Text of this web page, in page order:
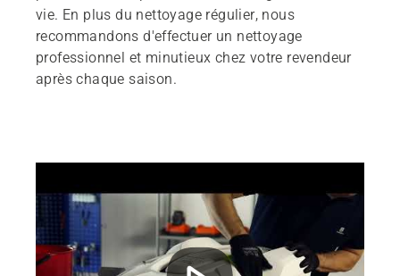
vie. En plus du nettoyage régulier, nous
recommandons d'effectuer un nettoyage
professionnel et minutieux chez votre revendeur
après chaque saison.